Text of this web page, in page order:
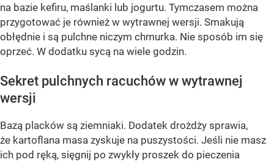
na bazie kefiru, maślanki lub jogurtu. Tymczasem można
przygotować je również w wytrawnej wersji. Smakują
obłędnie i są pulchne niczym chmurka. Nie sposób im się
oprzeć. W dodatku sycą na wiele godzin.
Sekret pulchnych racuchów w wytrawnej
wersji
Bazą placków są ziemniaki. Dodatek drożdży sprawia,
że kartoflana masa zyskuje na puszystości. Jeśli nie masz
ich pod ręką, sięgnij po zwykły proszek do pieczenia